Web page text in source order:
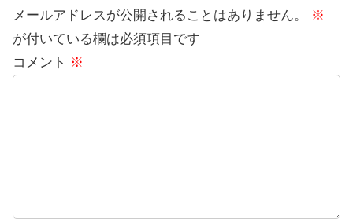
メールアドレスが公開されることはありません。
※
が付いている欄は必須項目です
コメント ※